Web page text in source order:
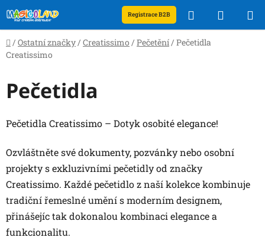
na
obsah
Registrace B2B Hledat
KOŠÍK
Domů
/ Ostatní značky / Creatissimo / Pečetění / Pečetidla
Creatissimo
Pečetidla
Pečetidla Creatissimo – Dotyk osobité elegance!
Ozvláštněte své dokumenty, pozvánky nebo osobní
projekty s exkluzivními pečetidly od značky
Creatissimo. Každé pečetidlo z naší kolekce kombinuje
tradiční řemeslné umění s moderním designem,
přinášejíc tak dokonalou kombinaci elegance a
funkcionalitu.